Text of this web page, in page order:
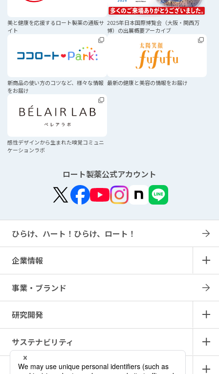
美と健康を応援するロート製薬の通販サ
イト
2025年日本国際博覧会 （大阪・関西万
博）の出展概要アーカイブ
新商品の使い方のコツなど、 様々な情報
をお届け
最新の健康と美容の情報をお届け
感性デザインから生まれた嗅覚コミュニ
ケーションラボ
ロート製薬公式アカウント
ひらけ、ハート！ひらけ、ロート！
企業情報
事業・ブランド
研究開発
サステナビリティ
IR情報